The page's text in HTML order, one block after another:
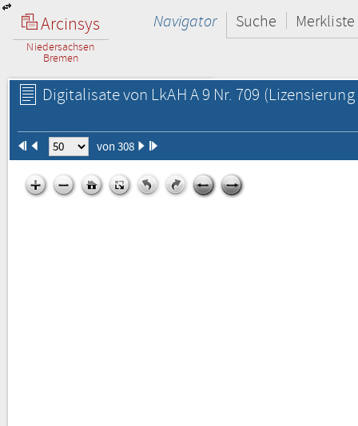
Arcinsys
Niedersachsen
Bremen
Navigator Suche Merkliste
Digitalisate von LkAH A 9 Nr. 709
von 308